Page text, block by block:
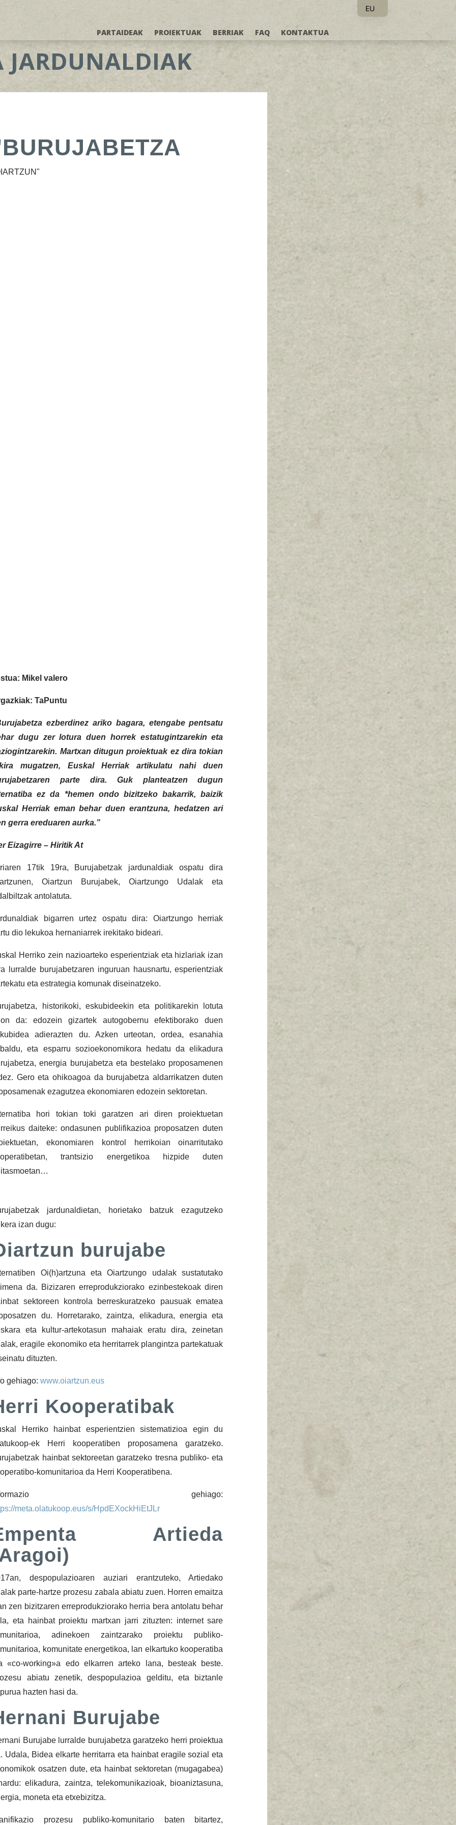
PARTAIDEAK PROIEKTUAK BERRIAK FAQ KONTAKTUA
JARDUNALDIAK
Mikel valero
TaPuntu
ezberdinez ariko bagara, etengabe pentsatu
dugu zer lotura duen horrek estatugintzarekin eta
Martxan ditugun proiektuak ez dira tokian
mugatzen, Euskal Herriak artikulatu nahi duen
parte dira. Guk planteatzen dugun
ez da *hemen ondo bizitzeko bakarrik, baizik
Herriak eman behar duen erantzuna, hedatzen ari
gerra ereduaren aurka.”
Eizagirre – Hiritik At
17tik 19ra, Burujabetzak jardunaldiak ospatu dira
Oiartzun Burujabek, Oiartzungo Udalak eta
antolatuta.
bigarren urtez ospatu dira: Oiartzungo herriak
dio lekukoa hernaniarrek irekitako bideari.
Herriko zein nazioarteko esperientziak eta hizlariak izan
lurralde burujabetzaren inguruan hausnartu, esperientziak
eta estrategia komunak diseinatzeko.
historikoki, eskubideekin eta politikarekin lotuta
da: edozein gizartek autogobernu efektiborako duen
adierazten du. Azken urteotan, ordea, esanahia
eta esparru sozioekonomikora hedatu da elikadura
energia burujabetza eta bestelako proposamenen
Gero eta ohikoagoa da burujabetza aldarrikatzen duten
ezagutzea ekonomiaren edozein sektoretan.
hori tokian toki garatzen ari diren proiektuetan
daiteke: ondasunen publifikazioa proposatzen duten
ekonomiaren kontrol herrikoian oinarritutako
trantsizio energetikoa hizpide duten
jardunaldietan, horietako batzuk ezagutzeko
izan dugu:
burujabe
Oi(h)artzuna eta Oiartzungo udalak sustatutako
da. Bizizaren erreprodukziorako ezinbestekoak diren
sektoreen kontrola berreskuratzeko pausuak ematea
du. Horretarako, zaintza, elikadura, energia eta
eta kultur-artekotasun mahaiak eratu dira, zeinetan
eragile ekonomiko eta herritarrek plangintza partekatuak
dituzten.
gehiago:www.oiartzun.eus
Kooperatibak
Herriko hainbat esperientzien sistematizioa egin du
ek Herri kooperatiben proposamena garatzeko.
hainbat sektoreetan garatzeko tresna publiko- eta
komunitarioa da Herri Kooperatibena.
gehiago:
meta.olatukoop.eus/s/HpdEXockHiEtJLr
Artieda
despopulazioaren auziari erantzuteko, Artiedako
parte-hartze prozesu zabala abiatu zuen. Horren emaitza
zen bizitzaren erreprodukziorako herria bera antolatu behar
eta hainbat proiektu martxan jarri zituzten: internet sare
adinekoen zaintzarako proiektu publiko-
komunitate energetikoa, lan elkartuko kooperatiba
«co-working»a edo elkarren arteko lana, besteak beste.
abiatu zenetik, despopulazioa gelditu, eta biztanle
hazten hasi da.
Burujabe
Burujabe lurralde burujabetza garatzeko herri proiektua
Udala, Bidea elkarte herritarra eta hainbat eragile sozial eta
osatzen dute, eta hainbat sektoretan (mugagabea)
elikadura, zaintza, telekomunikazioak, bioaniztasuna,
moneta eta etxebizitza.
prozesu publiko-komunitario baten bitartez,
EU